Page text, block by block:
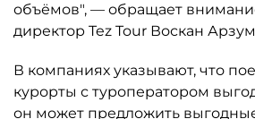
объёмов", — обращает
директор Tez Tour Воскан
В компаниях указывают, что
курорты с туроператором
он может предложить